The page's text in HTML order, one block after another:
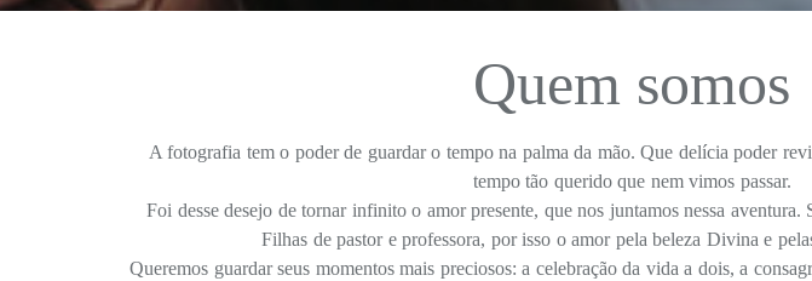
Quem somos
A fotografia tem o poder de guardar o tempo na palma da mão. Que delícia poder
tempo tão querido que nem vimos passar.
Foi desse desejo de tornar infinito o amor presente, que nos juntamos nessa aventura.
Filhas de pastor e professora, por isso o amor pela beleza Divina e
Queremos guardar seus momentos mais preciosos: a celebração da vida a dois, a